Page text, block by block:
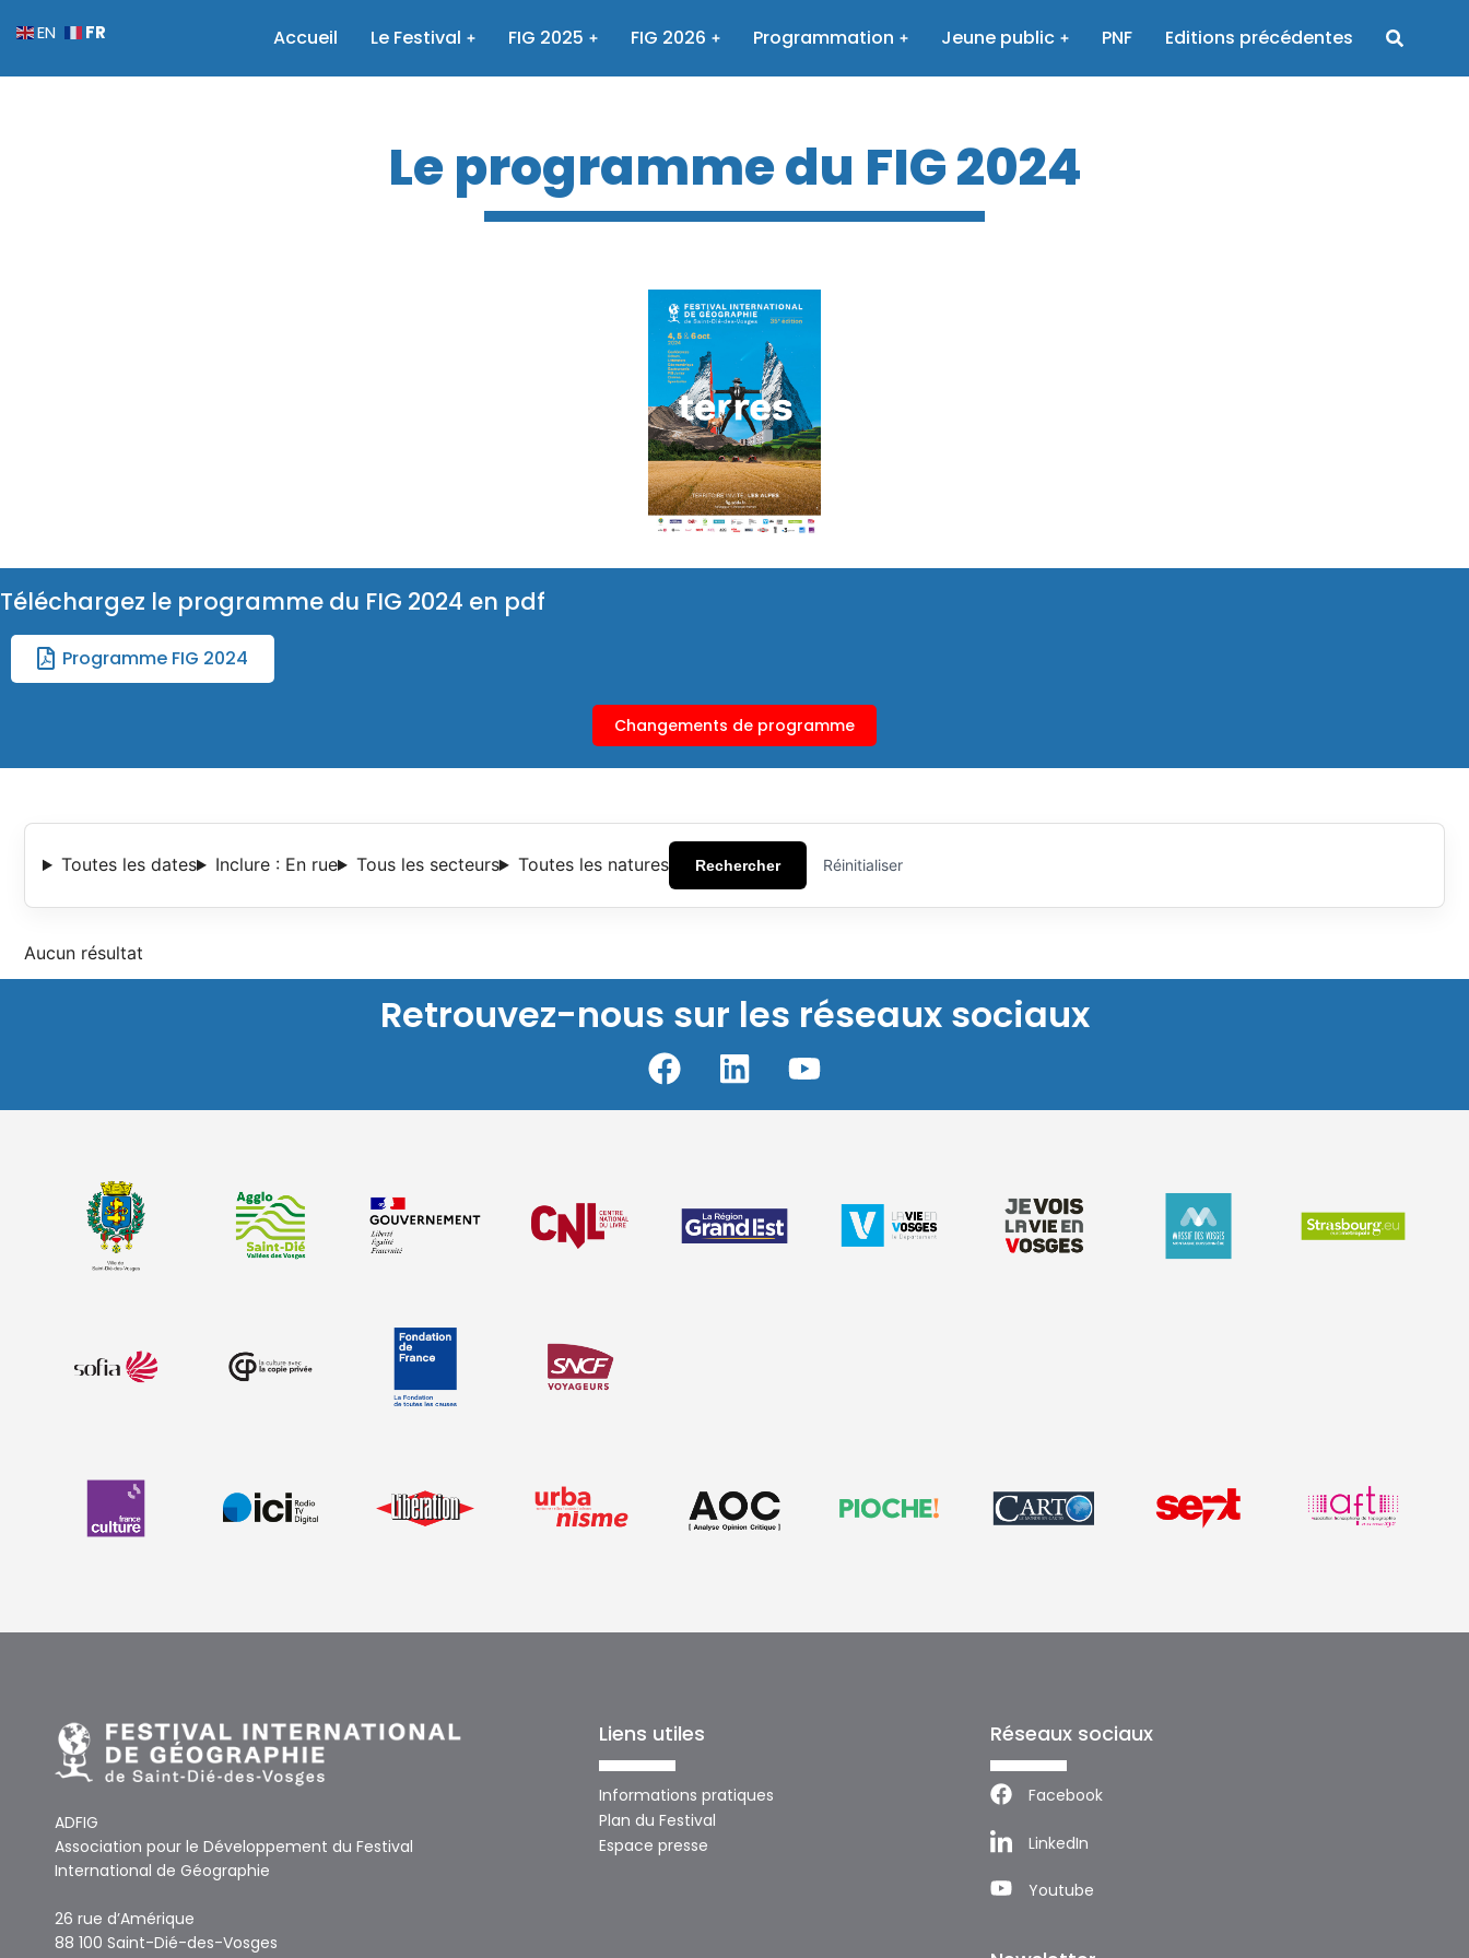
Accueil Le Festival FIG 2025 FIG 2026 Programmation Jeune public PNF Editions précédentes
Le programme du FIG 2024
Téléchargez le programme du FIG 2024 en pdf
Programme FIG 2024
Changements de programme
Toutes les dates Inclure : En rue Tous les secteurs Toutes les natures Rechercher Réinitialiser
Aucun résultat
Retrouvez-nous sur les réseaux sociaux
ADFIG
Association pour le Développement du Festival
International de Géographie
26 rue d’Amérique
88 100 Saint-Dié-des-Vosges
Liens utiles
Informations pratiques
Plan du Festival
Espace presse
Réseaux sociaux
Facebook
LinkedIn
Youtube
EN FR